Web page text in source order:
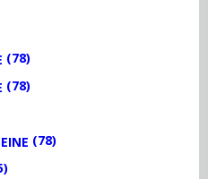
(78)
(78)
(78)